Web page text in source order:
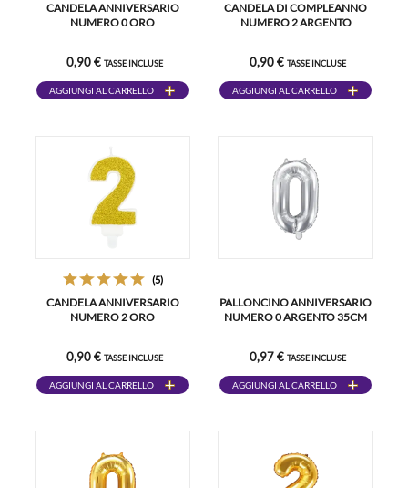
CANDELA ANNIVERSARIO
NUMERO 0 ORO
0,90 € TASSE INCLUSE
AGGIUNGI AL CARRELLO
CANDELA DI COMPLEANNO
NUMERO 2 ARGENTO
0,90 € TASSE INCLUSE
AGGIUNGI AL CARRELLO
(5)
CANDELA ANNIVERSARIO
NUMERO 2 ORO
0,90 € TASSE INCLUSE
AGGIUNGI AL CARRELLO
PALLONCINO ANNIVERSARIO
NUMERO 0 ARGENTO 35CM
0,97 € TASSE INCLUSE
AGGIUNGI AL CARRELLO